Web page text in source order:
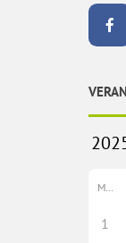
MO
1